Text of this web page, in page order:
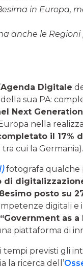
in Europa,
anche le
Agenda Digitale
sua PA:
Next Generation
nella
il 17%
tra cui la Germania).
fotografa qualche
di
posto su
digitali e
as a
piattaforma di
previsti gli
la ricerca dell’